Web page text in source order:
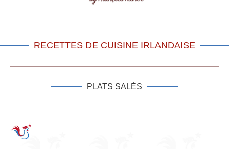
RECETTES DE CUISINE IRLANDAISE
PLATS SALÉS